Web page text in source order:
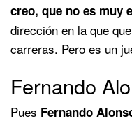
creo, que no es muy
dirección en la que
carreras. Pero es un
Fernando
Pues Fernando